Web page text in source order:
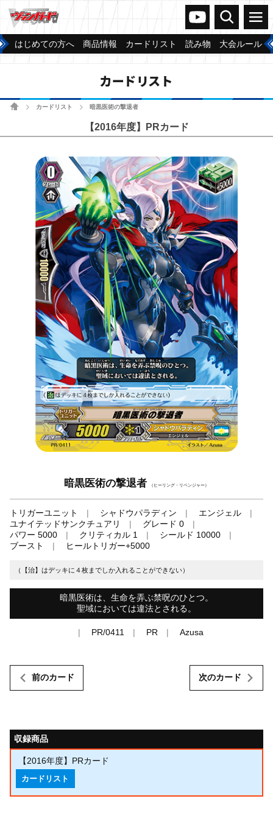
ヴァンガードch
検索 メニュー
はじめての方へ 商品情報 カードリスト 読み物 大会ルール
カードリスト
ホームカードリスト 暗黒医術の撃退者
【2016年度】PRカード
暗黒医術の撃退者 （ヒーリング・リベンジャー）
トリガーユニット シャドウパラディン
エンジェル
ユナイテッドサンクチュアリ
グレード 0
パワー 5000
クリティカル 1
シールド 10000
ブースト
ヒールトリガー+5000
（【治】はデッキに４枚までしか入れることができない）
暗黒医術は、生命を弄ぶ禁呪のひとつ。
聖域においては違法とされる。
PR/0411 PR Azusa
前のカード 次のカード
収録商品
【2016年度】PRカード
カードリスト